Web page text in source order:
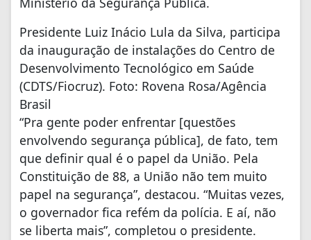
Presidente Luiz Inácio Lula da Silva, participa
da inauguração de instalações do Centro de
Desenvolvimento Tecnológico em Saúde
(CDTS/Fiocruz). Foto: Rovena Rosa/Agência
Brasil
“Pra gente poder enfrentar [questões
envolvendo segurança pública], de fato, tem
que definir qual é o papel da União. Pela
Constituição de 88, a União não tem muito
papel na segurança”, destacou. “Muitas vezes,
o governador fica refém da polícia. E aí, não
se liberta mais”, completou o presidente.